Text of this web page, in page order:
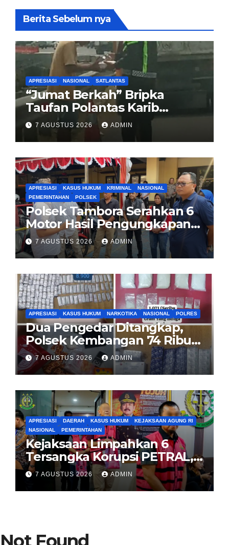
Berita Sebelum nya
APRESIASI NASIONAL SATLANTAS
“Jumat Berkah” Bripka
Taufan Polantas Karib
Bagikan Nasi Kotak untuk
Sopir Truk yang Mogok di KM
00 Pondok Aren
7 AGUSTUS 2026 ADMIN
APRESIASI KASUS HUKUM KRIMINAL
NASIONAL
PEMERINTAHAN
POLSEK
Polsek Tambora Serahkan 6
Motor Hasil Pengungkapan
Kasus Curanmor Kepada
Pemilik Yang sah
7 AGUSTUS 2026 ADMIN
APRESIASI KASUS HUKUM NARKOTIKA NASIONAL POLRES
Dua Pengedar Ditangkap,
Polsek Kembangan 74 Ribu
Obat Keras, Sabu Hingga
Puluhan Vape Etomidate
Diamankan
7 AGUSTUS 2026 ADMIN
APRESIASI DAERAH KASUS HUKUM
KEJAKSAAN AGUNG RI
NASIONAL
PEMERINTAHAN
Kejaksaan Limpahkan 6
Tersangka Korupsi PETRAL,
PES dan ISC ke PN Tipikor
Jakarta Pusat
7 AGUSTUS 2026 ADMIN